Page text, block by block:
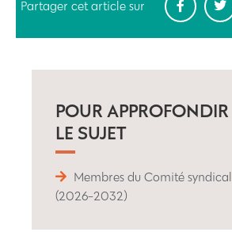
Partager cet article sur
POUR APPROFONDIR
LE SUJET
Membres du Comité syndical
(2026-2032)